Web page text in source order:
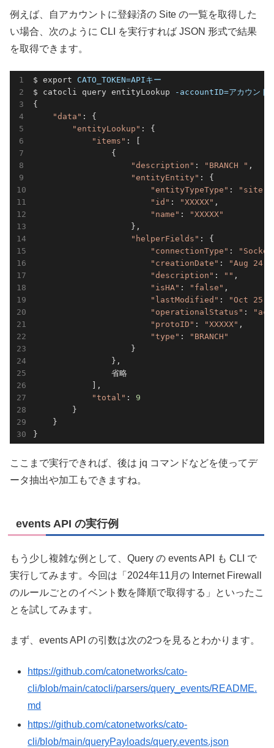
例えば、自アカウントに登録済の Site の一覧を取得した
い場合、次のように CLI を実行すれば JSON 形式で結果
を取得できます。
$ export CATO_TOKEN=APIキー
$ catocli query entityLookup
-accountID=アカウント
{
"data" : {
"entityLookup" : {
"items" : [
                {
"description" : "BRANCH " ,
"entityEntity" : {
"entityTypeType" : "site"
"id" : "XXXXX" ,
"name" :
"XXXXX"
                    },
"helperFields" : {
"connectionType" :
"creationDate" :
"Aug 24,
"description" : "" ,
"isHA" : "false" ,
"lastModified" :
"Oct 25
"operationalStatus" :
"protoID" : "XXXXX" ,
"type" :
"BRANCH"
                    }
                },
                省略
            ],
"total" : 9
        }
    }
}
ここまで実行できれば、後は jq コマンドなどを使ってデ
ータ抽出や加工もできますね。
events API の実行例
もう少し複雑な例として、Query の events API も CLI で
実行してみます。今回は「2024年11月の Internet Firewall
のルールごとのイベント数を降順で取得する」といったこ
とを試してみます。
まず、events API の引数は次の2つを見るとわかります。
https://github.com/catonetworks/cato-
cli/blob/main/catocli/parsers/query_events/README.
md
https://github.com/catonetworks/cato-
cli/blob/main/queryPayloads/query.events.json